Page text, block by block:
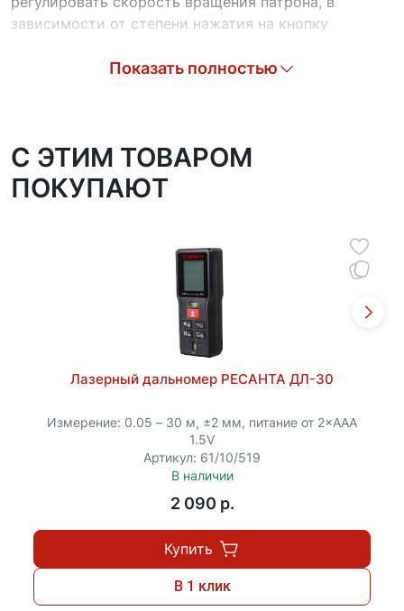
зависимости от степени нажатия на кнопку
вращения (реверс) позволяет выбрать режим
Металлический одномуфтовый быстрозажимной
патрон обеспечивает надежное крепление оснастки
и предотвращает ее случайное ослабление или
дополнительно упрощает замену оснастки.
Наличие встроенный подсветки позволяет
комфортно работать в помещениях с
недостаточным освещением. В комплекте идет
фирменный кейс для удобства хранения.
Показать полностью
C ЭТИМ ТОВАРОМ
ПОКУПАЮТ
Лазерный дальномер РЕСАНТА ДЛ-30
Измерение: 0.05 – 30 м, ±2 мм, питание от 2×ААА
1.5V
Артикул: 61/10/519
В наличии
2 090 p.
Купить
В 1 клик